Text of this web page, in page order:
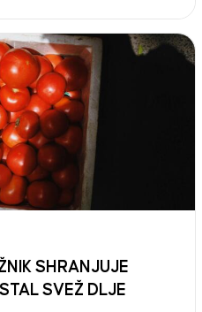
SHRANJUJE
SVEŽ DLJE